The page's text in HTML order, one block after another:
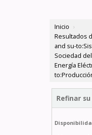
Inicio ›
Resultados
and su-
Sociedad
Energía
Refinar